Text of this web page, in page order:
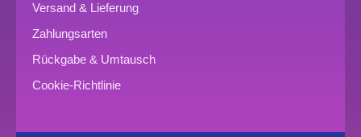
Versand & Lieferung
Zahlungsarten
Rückgabe & Umtausch
Cookie-Richtlinie